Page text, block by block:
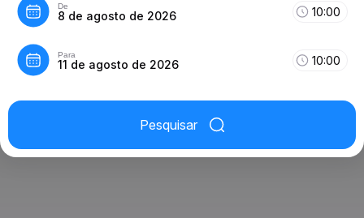
De
8 de agosto de 2026 10:00
Para
11 de agosto de 2026 10:00
Pesquisar